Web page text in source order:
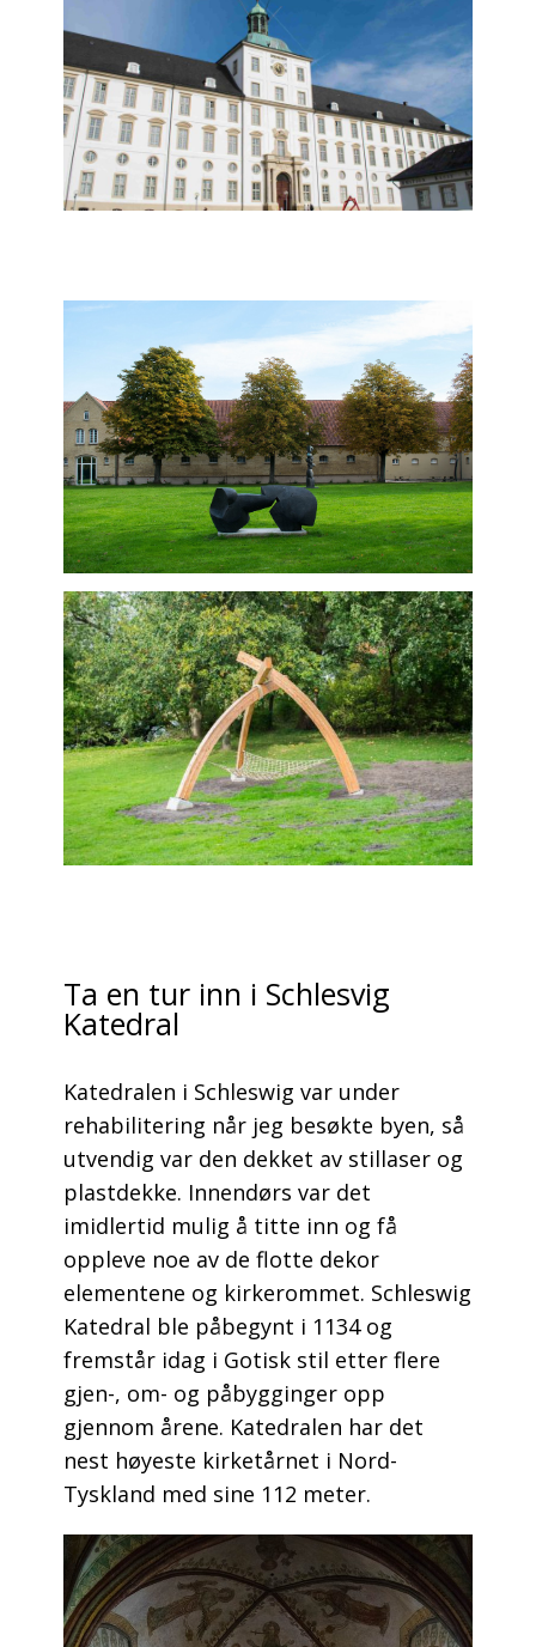
Ta en tur inn i Schlesvig
Katedral
Katedralen i Schleswig var under
rehabilitering når jeg besøkte byen, så
utvendig var den dekket av stillaser og
plastdekke. Innendørs var det
imidlertid mulig å titte inn og få
oppleve noe av de flotte dekor
elementene og kirkerommet. Schleswig
Katedral ble påbegynt i 1134 og
fremstår idag i Gotisk stil etter flere
gjen-, om- og påbygginger opp
gjennom årene. Katedralen har det
nest høyeste kirketårnet i Nord-
Tyskland med sine 112 meter.